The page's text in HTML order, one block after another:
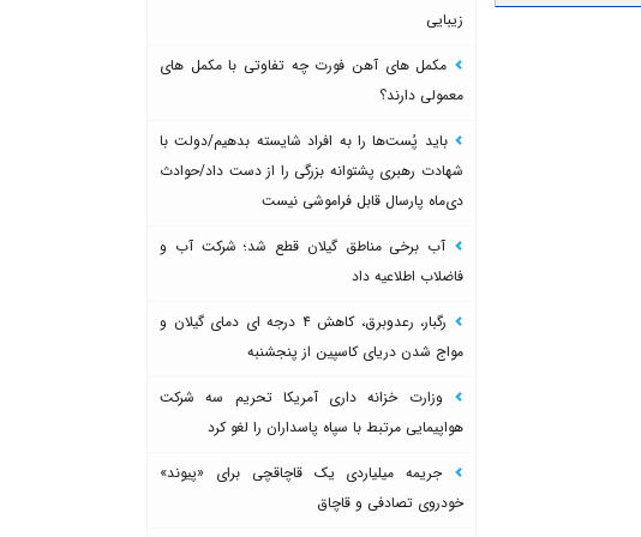
زیبایی
مکمل های آهن فورت چه تفاوتی با مکمل های
معمولی دارند؟
باید پُست‌ها را به افراد شایسته بدهیم/دولت با
شهادت رهبری پشتوانه بزرگی را از دست داد/حوادث
دی‌ماه پارسال قابل فراموشی نیست
آب برخی مناطق گیلان قطع شد؛ شرکت آب و
فاضلاب اطلاعیه داد
رگبار، رعدوبرق، کاهش ۴ درجه ای دمای گیلان و
مواج شدن دریای کاسپین از پنجشنبه
وزارت خزانه داری آمریکا تحریم سه شرکت
هواپیمایی مرتبط با سپاه پاسداران را لغو کرد
جریمه میلیاردی یک قاچاقچی برای «پیوند»
خودروی تصادفی و قاچاق